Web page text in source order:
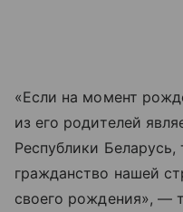
«Если на момент
из его родителей
Республики
гражданство нашей
своего рождения», —